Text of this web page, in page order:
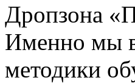
Дропзона
Именно мы
методики